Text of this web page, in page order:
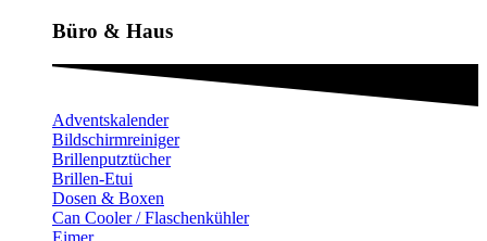
Büro & Haus
Adventskalender
Bildschirmreiniger
Brillenputztücher
Brillen-Etui
Dosen & Boxen
Can Cooler / Flaschenkühler
Eimer